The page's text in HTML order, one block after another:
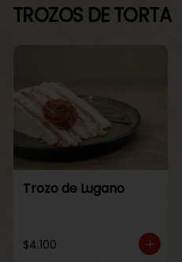
TROZOS DE TORTA
Trozo de Lugano
$4.100